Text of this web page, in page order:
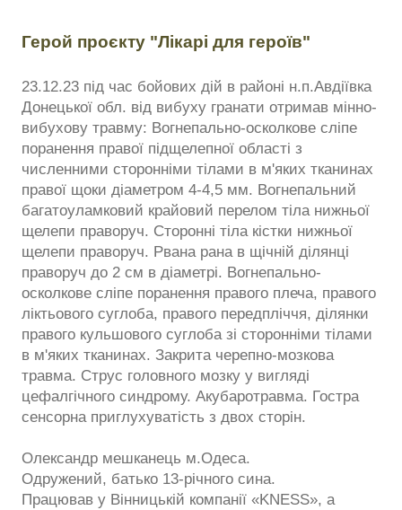
Герой проєкту "Лікарі для героїв"
23.12.23 під час бойових дій в районі н.п.Авдіївка
Донецької обл. від вибуху гранати отримав мінно-
вибухову травму: Вогнепально-осколкове сліпе
поранення правої підщелепної області з
численними сторонніми тілами в м'яких тканинах
правої щоки діаметром 4-4,5 мм. Вогнепальний
багатоуламковий крайовий перелом тіла нижньої
щелепи праворуч. Сторонні тіла кістки нижньої
щелепи праворуч. Рвана рана в щічній ділянці
праворуч до 2 см в діаметрі. Вогнепально-
осколкове сліпе поранення правого плеча, правого
ліктьового суглоба, правого передпліччя, ділянки
правого кульшового суглоба зі сторонніми тілами
в м'яких тканинах. Закрита черепно-мозкова
травма. Струс головного мозку у вигляді
цефалгічного синдрому. Акубаротравма. Гостра
сенсорна приглухуватість з двох сторін.
Олександр мешканець м.Одеса.
Одружений, батько 13-річного сина.
Працював у Вінницькій компанії «KNESS», а